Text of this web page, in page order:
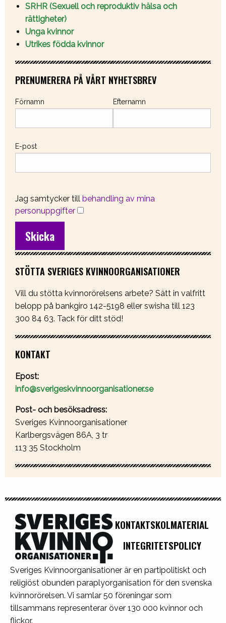
SRHR (Sexuell och reproduktiv hälsa och
rättigheter)
Unga kvinnor
Utrikes födda kvinnor
PRENUMERERA PÅ VÅRT NYHETSBREV
Förnamn Efternamn
E-post
Jag samtycker till behandling av mina
personuppgifter
STÖTTA SVERIGES KVINNOORGANISATIONER
Vill du stötta kvinnorörelsens arbete? Sätt in valfritt
belopp på bankgiro 142-5198 eller swisha till 123
300 84 63. Tack för ditt stöd!
KONTAKT
Epost:
info@sverigeskvinnoorganisationer.se
Post- och besöksadress:
Sveriges Kvinnoorganisationer
Karlbergsvägen 86A, 3 tr
113 35 Stockholm
Sveriges Kvinnoorganisationer är en partipolitiskt och
religiöst obunden paraplyorganisation för den svenska
kvinnorörelsen. Vi samlar 50 föreningar som
tillsammans representerar över 130 000 kvinnor och
flickor.
KONTAKTSKOLMATERIAL
INTEGRITETSPOLICY